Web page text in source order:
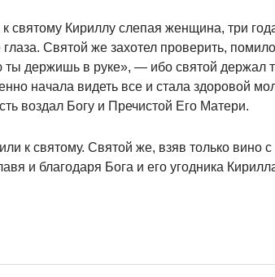
святому Кириллу слепая женщина, три
Святой же захотел проверить,
ты держишь в руке», — ибо святой держал
начала видеть все и стала здоровой
воздал Богу и Пречистой Его Матери.
к святому. Святой же, взяв только
и благодаря Бога и его угодника